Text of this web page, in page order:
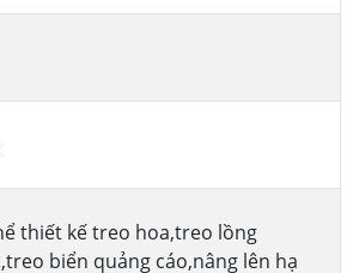
thiết kế treo hoa,treo lồng
biển quảng cáo,nâng lên hạ